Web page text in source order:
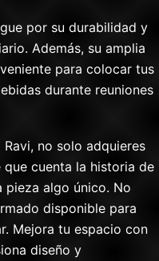
por su durabilidad y
Además, su amplia
para colocar tus
durante reuniones
no solo adquieres
cuenta la historia de
pieza algo único. No
disponible para
Mejora tu espacio con
diseño y